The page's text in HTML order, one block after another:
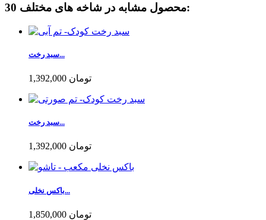
30 محصول مشابه در شاخه های مختلف:
سبد رخت...
1,392,000 تومان
سبد رخت...
1,392,000 تومان
باکس نخلی...
1,850,000 تومان